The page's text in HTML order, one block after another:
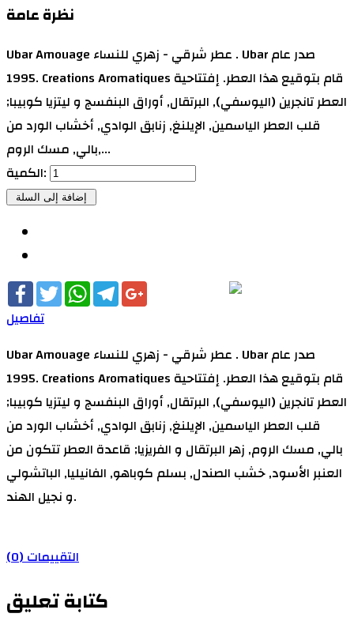
نظرة عامة
Ubar Amouage عطر شرقي - زهري للنساء . Ubar صدر عام
1995. Creations Aromatiques قام بتوقيع هذا العطر. إفتتاحية
العطر تانجرين (اليوسفي), البرتقال, أوراق البنفسج و ليتزيا كوبيبا;
قلب العطر الياسمين, الإيلنغ, زنابق الوادي, أخشاب الورد من
بالي, مسك الروم,...
الكمية:
Facebook
TwitterWhatsApp
Telegram
تفاصيل
Ubar Amouage عطر شرقي - زهري للنساء . Ubar صدر عام
1995. Creations Aromatiques قام بتوقيع هذا العطر. إفتتاحية
العطر تانجرين (اليوسفي), البرتقال, أوراق البنفسج و ليتزيا كوبيبا;
قلب العطر الياسمين, الإيلنغ, زنابق الوادي, أخشاب الورد من
بالي, مسك الروم, زهر البرتقال و الفريزيا; قاعدة العطر تتكون من
العنبر الأسود, خشب الصندل, بسلم كوباهو, الفانيليا, الباتشولي
و نجيل الهند.
التقييمات (0)
كتابة تعليق